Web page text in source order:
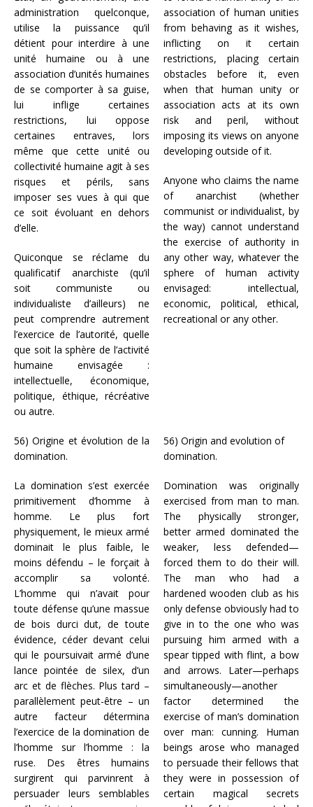
administration quelconque,
utilise la puissance qu’il
détient pour interdire à une
unité humaine ou à une
association d’unités humaines
de se comporter à sa guise,
lui inflige certaines
restrictions, lui oppose
certaines entraves, lors
même que cette unité ou
collectivité humaine agit à ses
risques et périls, sans
imposer ses vues à qui que
ce soit évoluant en dehors
d’elle.
Quiconque se réclame du
qualificatif anarchiste (qu’il
soit communiste ou
individualiste d’ailleurs) ne
peut comprendre autrement
l’exercice de l’autorité, quelle
que soit la sphère de l’activité
humaine envisagée :
intellectuelle, économique,
politique, éthique, récréative
ou autre.
association of human unities
from behaving as it wishes,
inflicting on it certain
restrictions, placing certain
obstacles before it, even
when that human unity or
association acts at its own
risk and peril, without
imposing its views on anyone
developing outside of it.
Anyone who claims the name
of anarchist (whether
communist or individualist, by
the way) cannot understand
the exercise of authority in
any other way, whatever the
sphere of human activity
envisaged: intellectual,
economic, political, ethical,
recreational or any other.
56) Origine et évolution de la
domination.
La domination s’est exercée
primitivement d’homme à
homme. Le plus fort
physiquement, le mieux armé
dominait le plus faible, le
moins défendu – le forçait à
accomplir sa volonté.
L’homme qui n’avait pour
toute défense qu’une massue
de bois durci dut, de toute
évidence, céder devant celui
qui le poursuivait armé d’une
lance pointée de silex, d’un
arc et de flèches. Plus tard –
parallèlement peut-être – un
autre facteur détermina
l’exercice de la domination de
l’homme sur l’homme : la
ruse. Des êtres humains
surgirent qui parvinrent à
persuader leurs semblables
56) Origin and evolution of
domination.
Domination was originally
exercised from man to man.
The physically stronger,
better armed dominated the
weaker, less defended—
forced them to do their will.
The man who had a
hardened wooden club as his
only defense obviously had to
give in to the one who was
pursuing him armed with a
spear tipped with flint, a bow
and arrows. Later—perhaps
simultaneously—another
factor determined the
exercise of man’s domination
over man: cunning. Human
beings arose who managed
to persuade their fellows that
they were in possession of
certain magical secrets